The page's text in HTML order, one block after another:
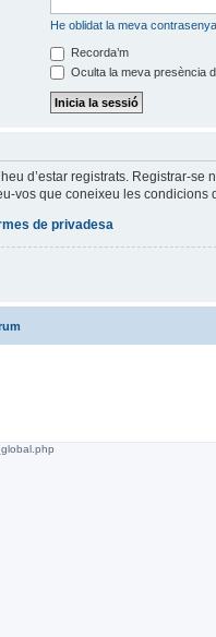
He oblidat la meva contrasenya
Recorda’m
Oculta la meva presència
d’estar registrats. Registrar-
vos que coneixeu les condicions
de privadesa